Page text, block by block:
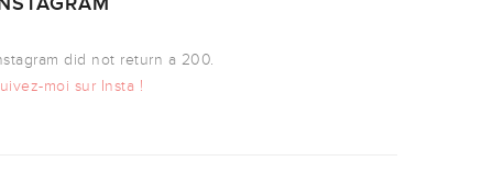
did not return a 200.
moi sur Insta !